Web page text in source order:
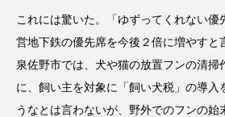
これには驚いた。「ゆずってくれない優
営地下鉄の優先席を今後２倍に増やす
泉佐野市では、犬や猫の放置フンの清掃
に、飼い主を対象に「飼い犬税」の導入
うなとは言わないが、野外でのフンの始